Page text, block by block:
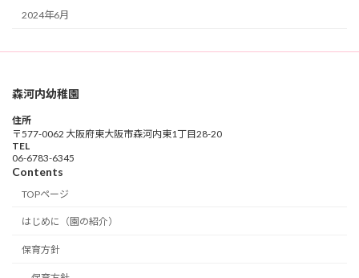
2024年6月
森河内幼稚園
住所
〒577-0062 大阪府東大阪市森河内東1丁目28-20
TEL
06-6783-6345
Contents
TOPページ
はじめに（園の紹介）
保育方針